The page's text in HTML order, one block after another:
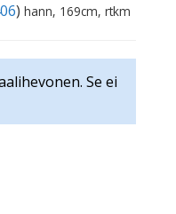
) hann, 169cm, rtkm
Se ei